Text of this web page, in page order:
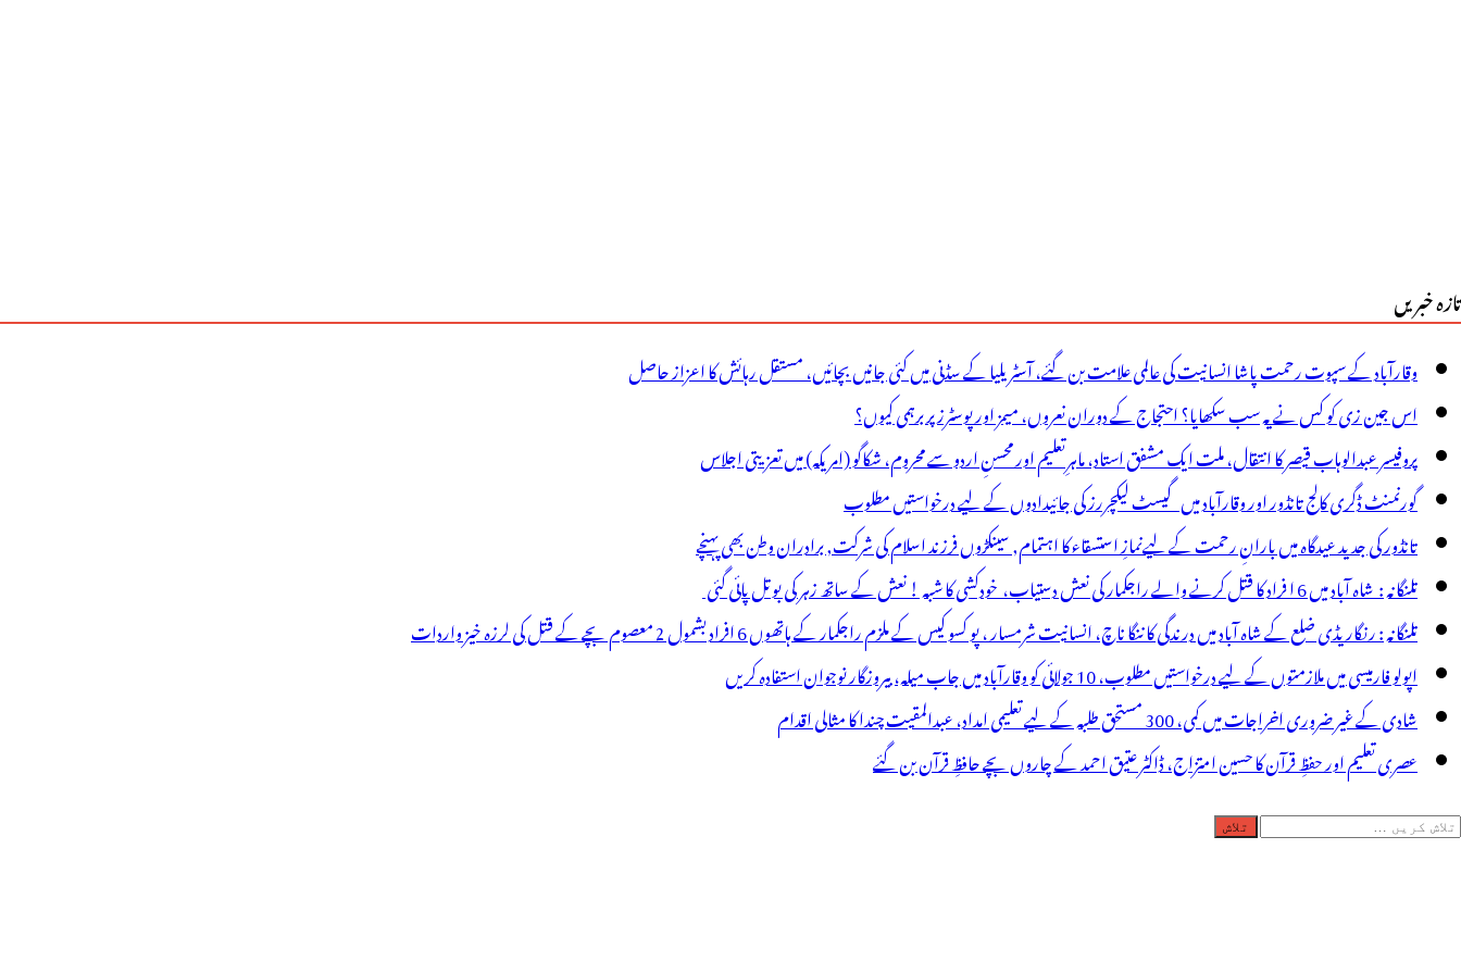
والدین
آنکھیں
خوشی
سے
گئیں!
تازہ خبریں
وقارآباد کے سپوت رحمت پاشا انسانیت کی عالمی علامت بن گئے، آسٹریلیا کے سڈنی میں کئی جانیں بچائیں، مستقل رہائش کا اعزاز حاصل
اس جین زی کو کس نے یہ سب سکھایا؟ احتجاج کے دوران نعروں، میمز اور پوسٹرز پر برہمی کیوں؟
پروفیسر عبدالوہاب قیصر کا انتقال، ملت ایک مشفق استاد، ماہرِتعلیم اور محسنِ اردو سے محروم، شکاگو (امریکہ) میں تعزیتی اجلاس
گورنمنٹ ڈگری کالج تانڈور اور وقارآباد میں گیسٹ لیکچررز کی جائیدادوں کے لیے درخواستیں مطلوب
تانڈور کی جدید عیدگاہ میں بارانِ رحمت کے لیےنمازِ استسقاء کا اہتمام, سینکڑوں فرزند اسلام کی شرکت, برادران وطن بھی پہنچے
تلنگانہ : شاہ آباد میں 6 ا فراد کا قتل کرنے والے راجکمار کی نعش دستیاب، خودکشی کا شبہ ! نعش کے ساتھ زہر کی بوتل پائی گئی
تلنگانہ : رنگاریڈی ضلع کے شاہ آباد میں درندگی کا ننگا ناچ، انسانیت شرمسار ، پو کسو کیس کے ملزم راجکمار کے ہاتھوں 6 افراد بشمول 2 معصوم بچے کے قتل کی لرزہ خیز واردات
اپولو فارمیسی میں ملازمتوں کے لیے درخواستیں مطلوب، 10 جولائی کو وقارآباد میں جاب میلہ، بیروزگار نوجوان استفادہ کریں
شادی کے غیر ضروری اخراجات میں کمی، 300 مستحق طلبہ کے لیے تعلیمی امداد، عبدالمقیت چندا کا مثالی اقدام
عصری تعلیم اور حفظِ قرآن کا حسین امتزاج، ڈاکٹر عتیق احمد کے چاروں بچے حافظِ قرآن بن گئے
تلاش